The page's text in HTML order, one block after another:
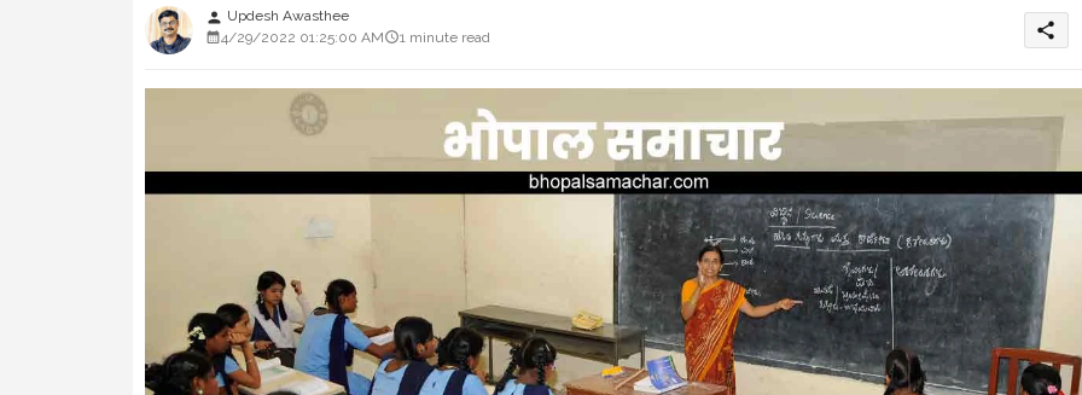
person Updesh Awasthee
4/29/2022 01:25:00 AM
1 minute read share